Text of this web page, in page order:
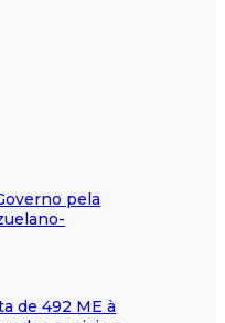
pela
de 492 ME à